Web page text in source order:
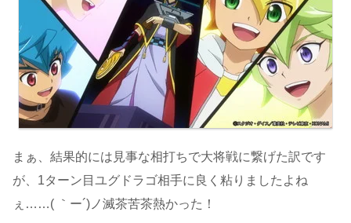
まぁ、結果的には見事な相打ちで大将戦に繋げた訳です
が、1ターン目ユグドラゴ相手に良く粘りましたよね
ぇ……( ｀ー´)ノ滅茶苦茶熱かった！